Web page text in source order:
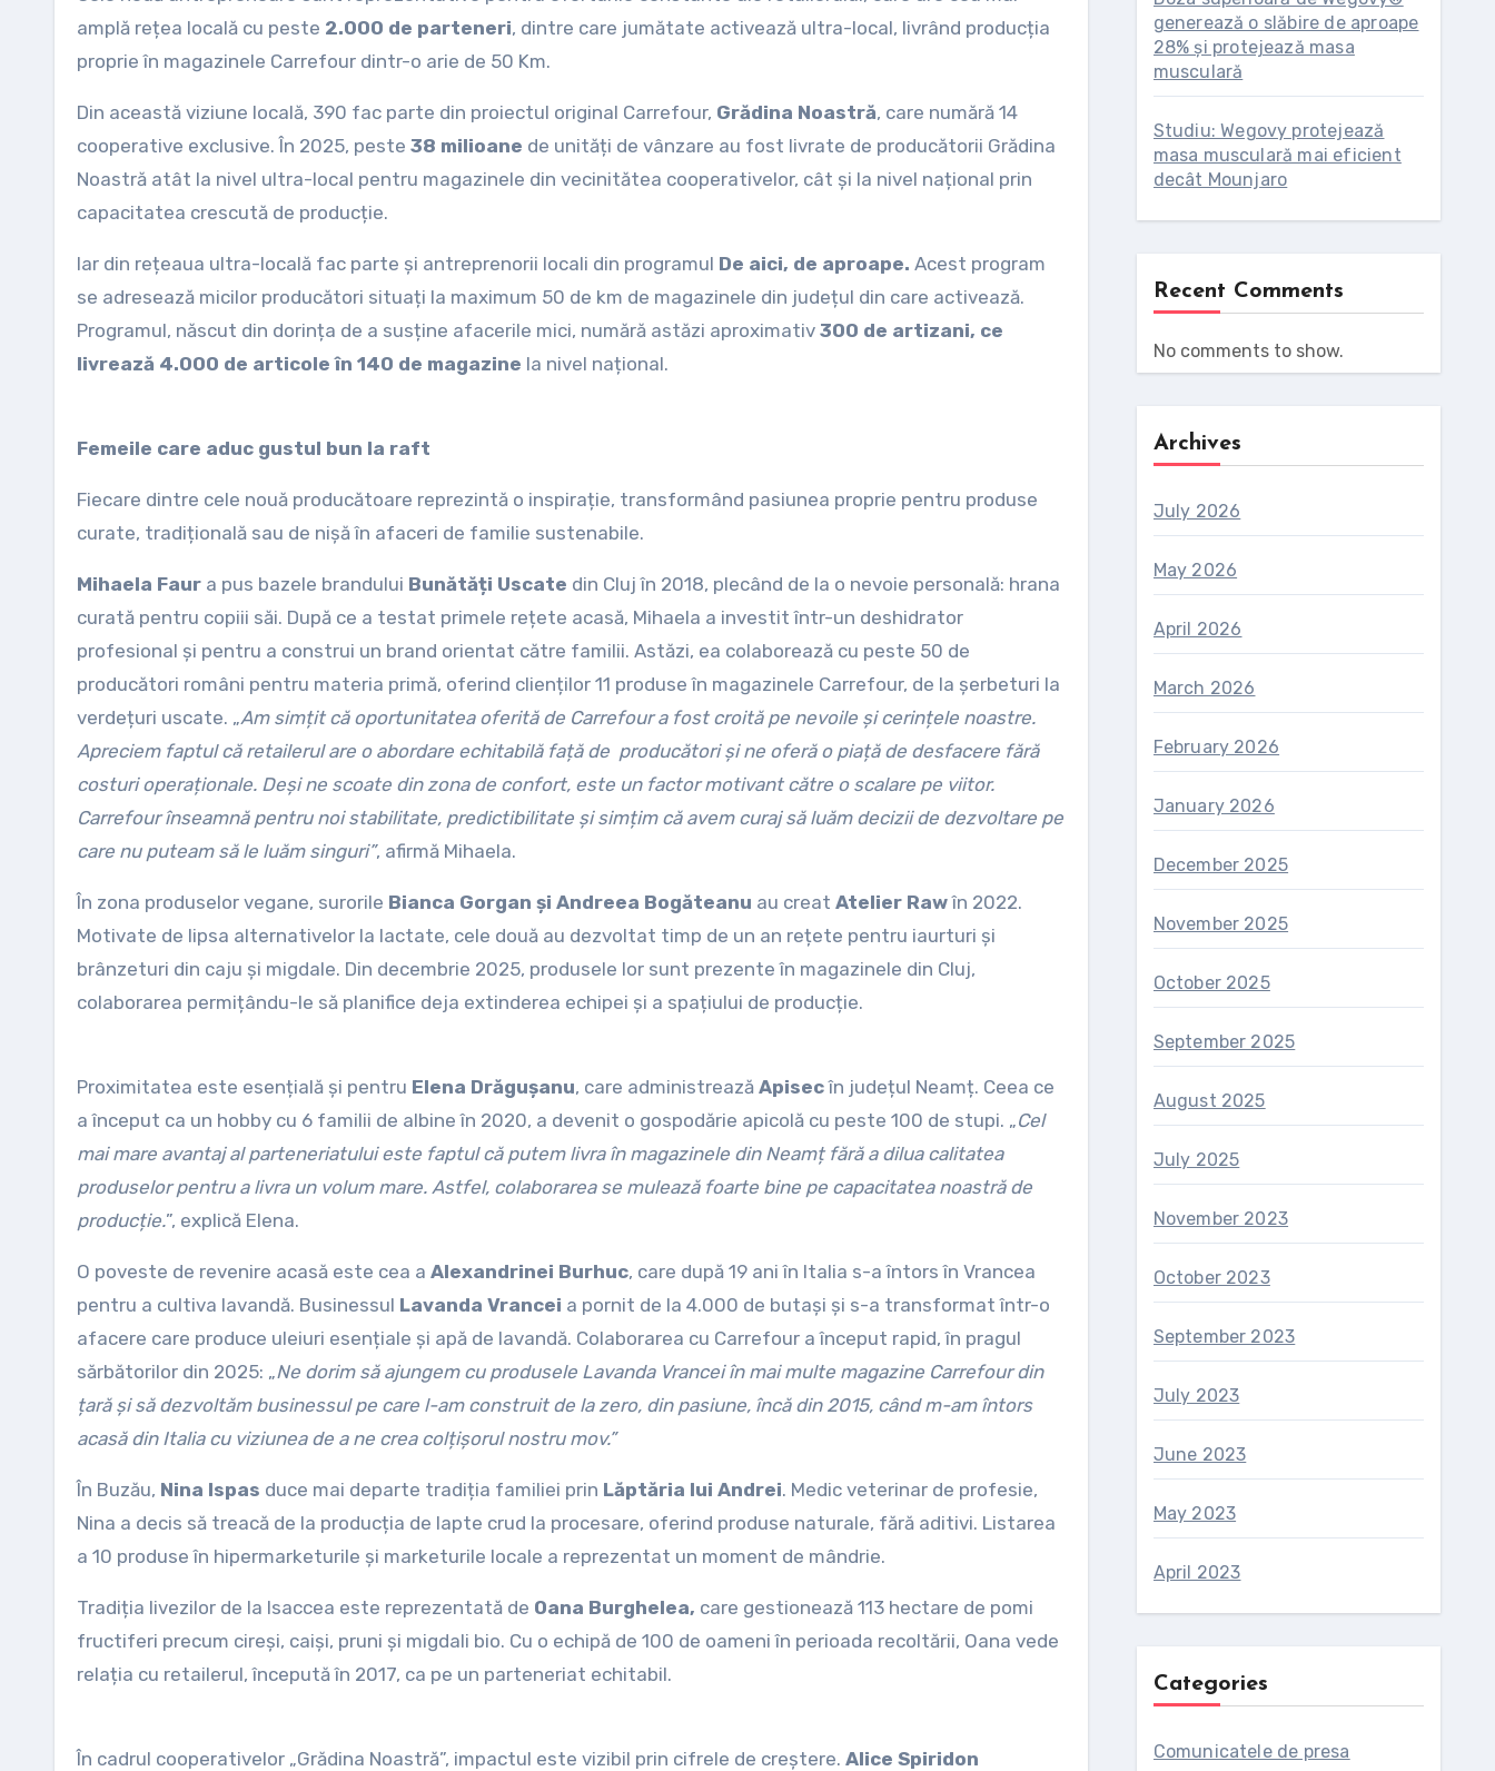
amplă rețea locală cu peste 2.000 de parteneri, dintre care jumătate activează ultra-local, livrând producția
proprie în magazinele Carrefour dintr-o arie de 50 Km.
Din această viziune locală, 390 fac parte din proiectul original Carrefour, Grădina Noastră, care numără 14
cooperative exclusive. În 2025, peste 38 milioane de unități de vânzare au fost livrate de producătorii Grădina
Noastră atât la nivel ultra-local pentru magazinele din vecinitătea cooperativelor, cât și la nivel național prin
capacitatea crescută de producție.
Iar din rețeaua ultra-locală fac parte și antreprenorii locali din programul De aici, de aproape. Acest program
se adresează micilor producători situați la maximum 50 de km de magazinele din județul din care activează.
Programul, născut din dorința de a susține afacerile mici, numără astăzi aproximativ 300 de artizani, ce
livrează 4.000 de articole în 140 de magazine la nivel național.
Femeile care aduc gustul bun la raft
Fiecare dintre cele nouă producătoare reprezintă o inspirație, transformând pasiunea proprie pentru produse
curate, tradițională sau de nișă în afaceri de familie sustenabile.
Mihaela Faur a pus bazele brandului Bunătăți Uscate din Cluj în 2018, plecând de la o nevoie personală: hrana
curată pentru copiii săi. După ce a testat primele rețete acasă, Mihaela a investit într-un deshidrator
profesional și pentru a construi un brand orientat către familii. Astăzi, ea colaborează cu peste 50 de
producători români pentru materia primă, oferind clienților 11 produse în magazinele Carrefour, de la șerbeturi la
verdețuri uscate. „Am simțit că oportunitatea oferită de Carrefour a fost croită pe nevoile și cerințele noastre.
Apreciem faptul că retailerul are o abordare echitabilă față de producători și ne oferă o piață de desfacere fără
costuri operaționale. Deși ne scoate din zona de confort, este un factor motivant către o scalare pe viitor.
Carrefour înseamnă pentru noi stabilitate, predictibilitate și simțim că avem curaj să luăm decizii de dezvoltare pe
care nu puteam să le luăm singuri”, afirmă Mihaela.
În zona produselor vegane, surorile Bianca Gorgan și Andreea Bogăteanu au creat Atelier Rawîn 2022.
Motivate de lipsa alternativelor la lactate, cele două au dezvoltat timp de un an rețete pentru iaurturi și
brânzeturi din caju și migdale. Din decembrie 2025, produsele lor sunt prezente în magazinele din Cluj,
colaborarea permițându-le să planifice deja extinderea echipei și a spațiului de producție.
Proximitatea este esențială și pentru Elena Drăgușanu, care administrează Apisecîn județul Neamț. Ceea ce
a început ca un hobby cu 6 familii de albine în 2020, a devenit o gospodărie apicolă cu peste 100 de stupi. „Cel
mai mare avantaj al parteneriatului este faptul că putem livra în magazinele din Neamț fără a dilua calitatea
produselor pentru a livra un volum mare. Astfel, colaborarea se mulează foarte bine pe capacitatea noastră de
producție.”, explică Elena.
O poveste de revenire acasă este cea a Alexandrinei Burhuc, care după 19 ani în Italia s-a întors în Vrancea
pentru a cultiva lavandă. Businessul Lavanda Vrancei a pornit de la 4.000 de butași și s-a transformat într-o
afacere care produce uleiuri esențiale și apă de lavandă. Colaborarea cu Carrefour a început rapid, în pragul
sărbătorilor din 2025: „Ne dorim să ajungem cu produsele Lavanda Vrancei în mai multe magazine Carrefour din
țară și să dezvoltăm businessul pe care l-am construit de la zero, din pasiune, încă din 2015, când m-am întors
acasă din Italia cu viziunea de a ne crea colțișorul nostru mov.”
În Buzău, Nina Ispas duce mai departe tradiția familiei prin Lăptăria lui Andrei. Medic veterinar de profesie,
Nina a decis să treacă de la producția de lapte crud la procesare, oferind produse naturale, fără aditivi. Listarea
a 10 produse în hipermarketurile și marketurile locale a reprezentat un moment de mândrie.
Tradiția livezilor de la Isaccea este reprezentată de Oana Burghelea, care gestionează 113 hectare de pomi
fructiferi precum cireși, caiși, pruni și migdali bio. Cu o echipă de 100 de oameni în perioada recoltării, Oana vede
relația cu retailerul, începută în 2017, ca pe un parteneriat echitabil.
În cadrul cooperativelor „Grădina Noastră”, impactul este vizibil prin cifrele de creștere. Alice Spiridon
generează o slăbire de aproape
28% și protejează masa
musculară
Studiu: Wegovy protejează
masa musculară mai eficient
decât Mounjaro
Recent Comments
No comments to show.
Archives
July 2026
May 2026
April 2026
March 2026
February 2026
January 2026
December 2025
November 2025
October 2025
September 2025
August 2025
July 2025
November 2023
October 2023
September 2023
July 2023
June 2023
May 2023
April 2023
Categories
Comunicatele de presa